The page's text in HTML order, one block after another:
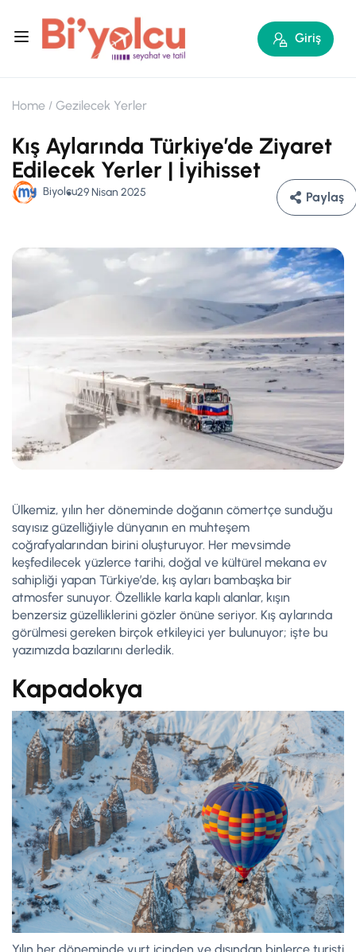
Giriş
Home Gezilecek Yerler
Kış Aylarında Türkiye’de Ziyaret
Edilecek Yerler | İyihisset
Biyolcu29 Nisan 2025 Paylaş
Ülkemiz, yılın her döneminde doğanın cömertçe sunduğu
sayısız güzelliğiyle dünyanın en muhteşem
coğrafyalarından birini oluşturuyor. Her mevsimde
keşfedilecek yüzlerce tarihi, doğal ve kültürel mekana ev
sahipliği yapan Türkiye’de, kış ayları bambaşka bir
atmosfer sunuyor. Özellikle karla kaplı alanlar, kışın
benzersiz güzelliklerini gözler önüne seriyor. Kış aylarında
görülmesi gereken birçok etkileyici yer bulunuyor; işte bu
yazımızda bazılarını derledik.
Kapadokya
Yılın her döneminde yurt içinden ve dışından binlerce turisti